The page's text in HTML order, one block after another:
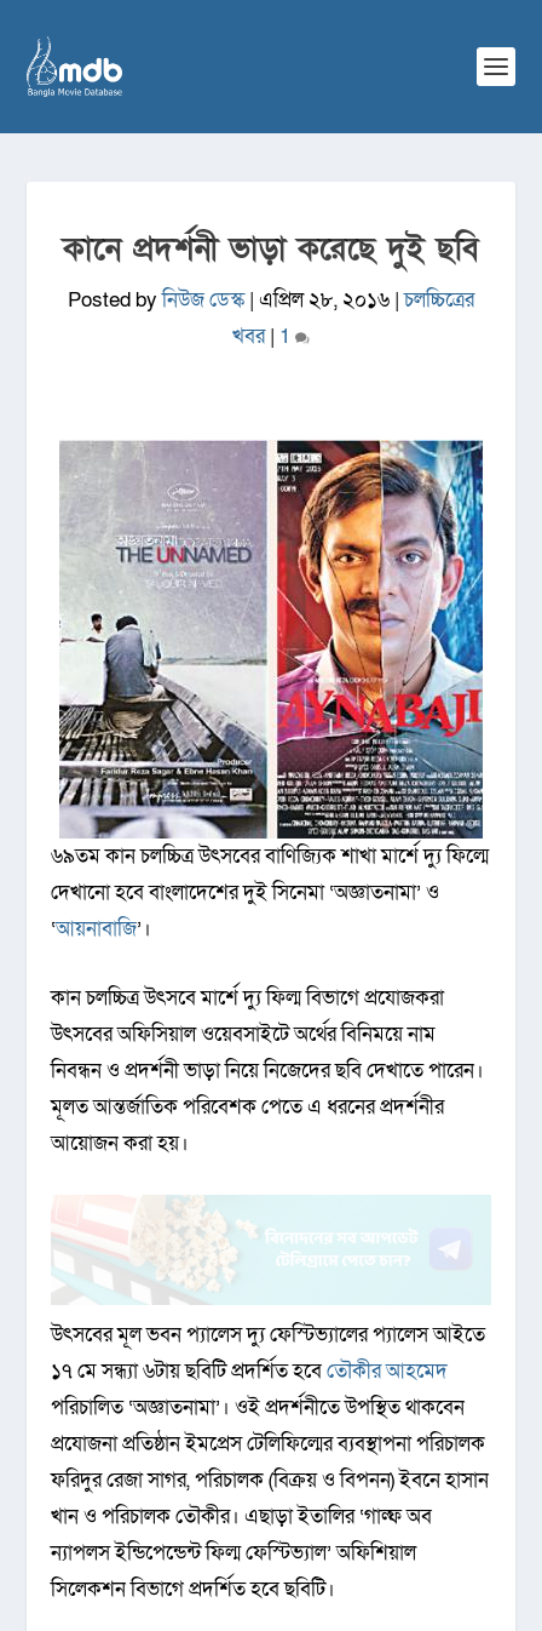
কানে প্রদর্শনী ভাড়া করেছে দুই ছবি
Posted byনিউজ ডেস্ক| এপ্রিল ২৮, ২০১৬ |চলচ্চিত্রের
খবর| 1
৬৯তম কান চলচ্চিত্র উৎসবের বাণিজ্যিক শাখা মার্শে দ্যু ফিল্মে
দেখানো হবে বাংলাদেশের দুই সিনেমা ‘অজ্ঞাতনামা’ ও
‌‘আয়নাবাজি’।
কান চলচ্চিত্র উৎসবে মার্শে দ্যু ফিল্ম বিভাগে প্রযোজকরা
উৎসবের অফিসিয়াল ওয়েবসাইটে অর্থের বিনিময়ে নাম
নিবন্ধন ও প্রদর্শনী ভাড়া নিয়ে নিজেদের ছবি দেখাতে পারেন।
মূলত আন্তর্জাতিক পরিবেশক পেতে এ ধরনের প্রদর্শনীর
আয়োজন করা হয়।
উৎসবের মূল ভবন প্যালেস দ্যু ফেস্টিভ্যালের প্যালেস আইতে
১৭ মে সন্ধ্যা ৬টায় ছবিটি প্রদর্শিত হবেতৌকীর আহমেদ
পরিচালিত ‘অজ্ঞাতনামা’। ওই প্রদর্শনীতে উপস্থিত থাকবেন
প্রযোজনা প্রতিষ্ঠান ইমপ্রেস টেলিফিল্মের ব্যবস্থাপনা পরিচালক
ফরিদুর রেজা সাগর, পরিচালক (বিক্রয় ও বিপনন) ইবনে হাসান
খান ও পরিচালক তৌকীর। এছাড়া ইতালির ‘গাল্ফ অব
ন্যাপলস ইন্ডিপেন্ডেন্ট ফিল্ম ফেস্টিভ্যাল’ অফিশিয়াল
সিলেকশন বিভাগে প্রদর্শিত হবে ছবিটি।